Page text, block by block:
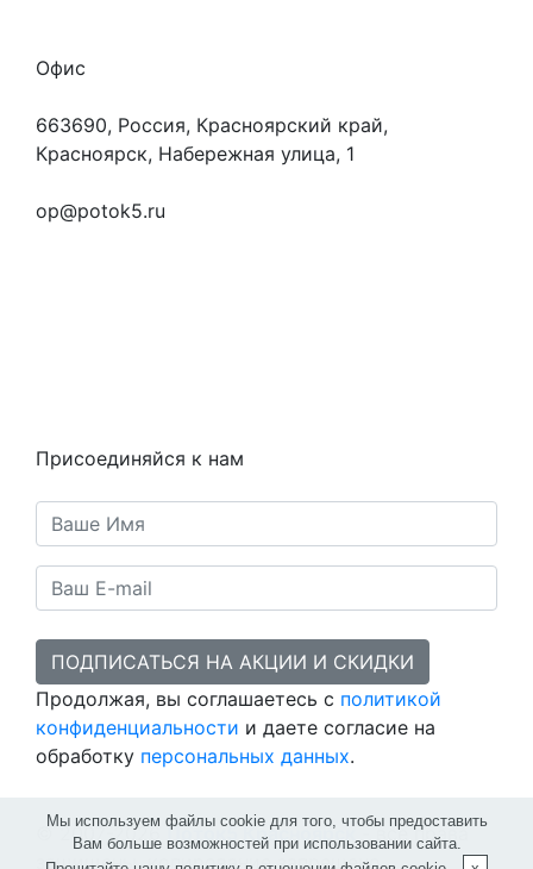
Офис
663690, Россия, Красноярский край,
Красноярск, Набережная улица, 1
op@potok5.ru
Присоединяйся к нам
ПОДПИСАТЬСЯ НА АКЦИИ И СКИДКИ
Продолжая, вы соглашаетесь с политикой
конфиденциальности и даете согласие на
обработку персональных данных.
© 2007-2026Поток5 Красноярск- все права
защищены, копирование запрещено.
Мы используем файлы cookie для того, чтобы предоставить
Вам больше возможностей при использовании сайта.